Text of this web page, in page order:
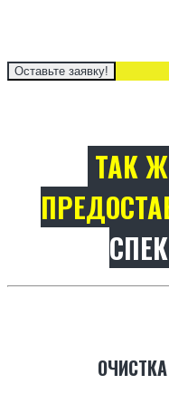
Оставьте заявку!
ТАК